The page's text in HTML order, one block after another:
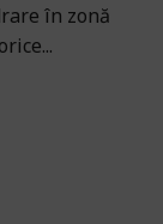
în zonă